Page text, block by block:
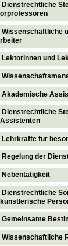
Dienstrechtliche
Wissenschaftliche
Lektorinnen und
Akademische
Dienstrechtliche
Lehrkräfte für
Regelung der
Nebentätigkeit
Dienstrechtliche
Gemeinsame
Wissenschaftliche